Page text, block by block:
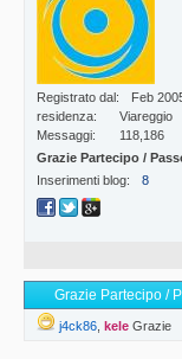
Registrato dal
Feb
residenza
Viareggio
Messaggi
118,186
Grazie Partecipo /
Inserimenti blog
8
Grazie Partecipo /
j4ck86 kele Grazie